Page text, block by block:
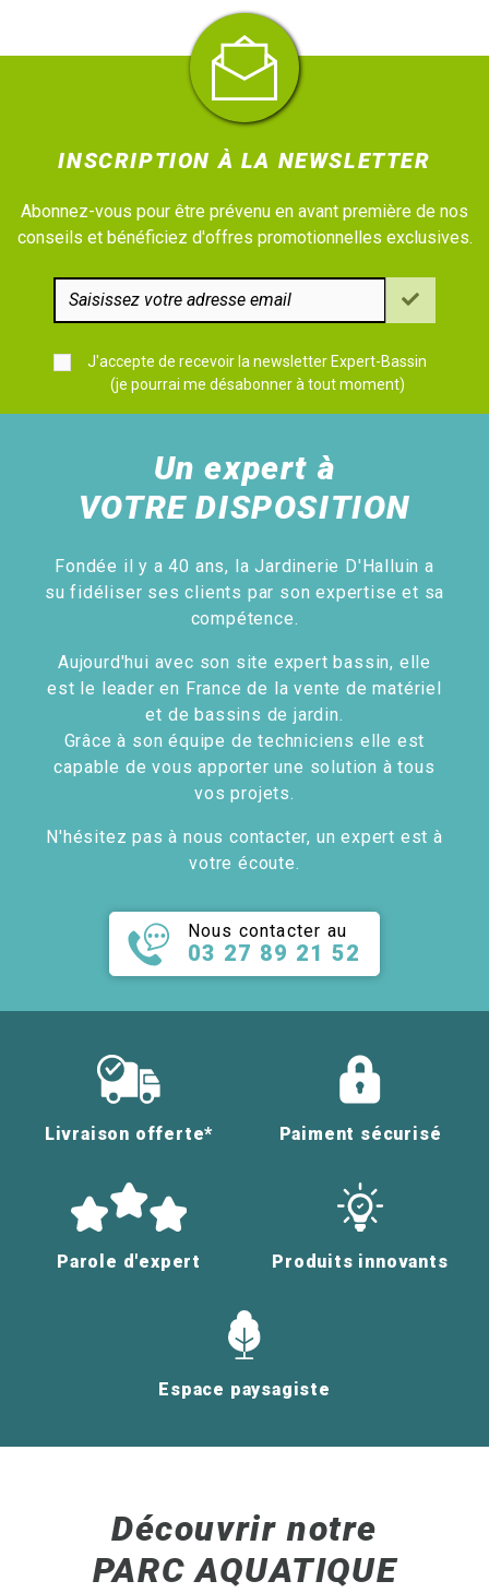
INSCRIPTION À LA NEWSLETTER
Abonnez-vous pour être prévenu en avant première de nos
conseils et bénéficiez d'offres promotionnelles exclusives.
J'accepte de recevoir la newsletter Expert-Bassin
(je pourrai me désabonner à tout moment)
Un expert à
VOTRE DISPOSITION
Fondée il y a 40 ans, la Jardinerie D'Halluin a
su fidéliser ses clients par son expertise et sa
compétence.
Aujourd'hui avec son site expert bassin, elle
est le leader en France de la vente de matériel
et de bassins de jardin.
Grâce à son équipe de techniciens elle est
capable de vous apporter une solution à tous
vos projets.
N'hésitez pas à nous contacter, un expert est à
votre écoute.
Nous contacter au
03 27 89 21 52
Livraison offerte* Paiment sécurisé
Parole d'expert Produits innovants
Espace paysagiste
Découvrir notre
PARC AQUATIQUE